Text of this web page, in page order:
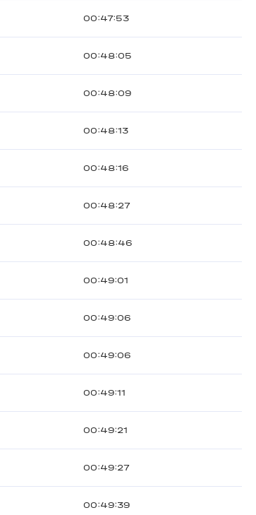
00:47:53
00:48:05
00:48:09
00:48:13
00:48:16
00:48:27
00:48:46
00:49:01
00:49:06
00:49:06
00:49:11
00:49:21
00:49:27
00:49:39